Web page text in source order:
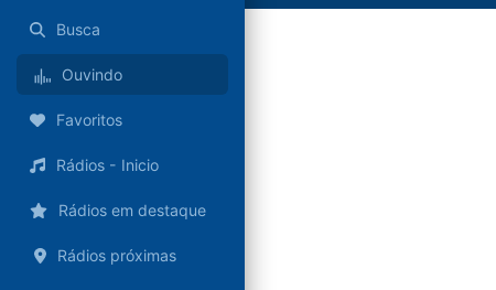
Busca
Ouvindo
Favoritos
Rádios - Inicio
Rádios em destaque
Rádios próximas